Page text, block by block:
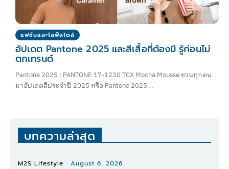
แฟชั่นและไลฟ์สไตล์
อัปเดต Pantone 2025 และสีเสื้อที่ต้องมี รู้ก่อนไม่
ตกเทรนด์
Pantone 2025 : PANTONE 17-1230 TCX Mocha Mousse ชวนทุกคน
มาอัปเดตสีประจำปี 2025 หรือ Pantone 2025...
บทความล่าสุด
M2S Lifestyle August 6, 2026